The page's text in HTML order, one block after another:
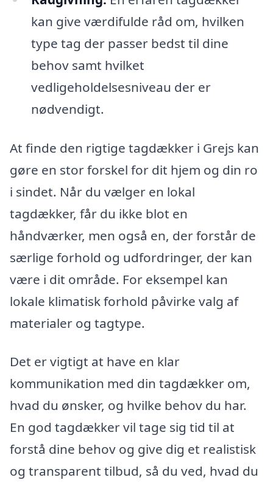
kan give værdifulde råd om, hvilken
type tag der passer bedst til dine
behov samt hvilket
vedligeholdelsesniveau der er
nødvendigt.
At finde den rigtige tagdækker i Grejs kan
gøre en stor forskel for dit hjem og din ro
i sindet. Når du vælger en lokal
tagdækker, får du ikke blot en
håndværker, men også en, der forstår de
særlige forhold og udfordringer, der kan
være i dit område. For eksempel kan
lokale klimatisk forhold påvirke valg af
materialer og tagtype.
Det er vigtigt at have en klar
kommunikation med din tagdækker om,
hvad du ønsker, og hvilke behov du har.
En god tagdækker vil tage sig tid til at
forstå dine behov og give dig et realistisk
og transparent tilbud, så du ved, hvad du